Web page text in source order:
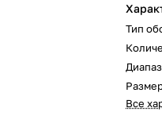
Тип
Все